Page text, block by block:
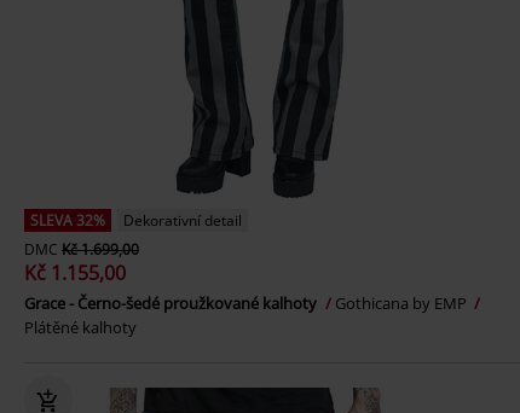
SLEVA 32%
Dekorativní detail
DMC Kč 1.699,00
Kč 1.155,00
Grace - Černo-šedé proužkované kalhoty
Gothicana by EMP
Plátěné kalhoty